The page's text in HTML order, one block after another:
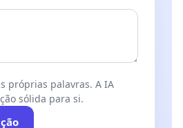
próprias palavras. A IA
sólida para si.